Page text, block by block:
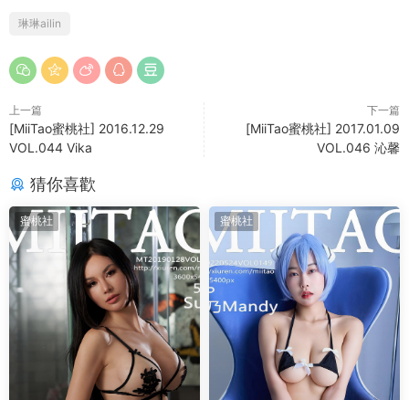
琳琳ailin
上一篇
[MiiTao蜜桃社] 2016.12.29
VOL.044 Vika
下一篇
[MiiTao蜜桃社] 2017.01.09
VOL.046 沁馨
猜你喜歡
蜜桃社 蜜桃社